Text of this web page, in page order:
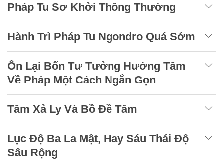
Pháp Tu Sơ Khởi Thông Thường
Hành Trì Pháp Tu Ngondro Quá Sớm
Ôn Lại Bốn Tư Tưởng Hướng Tâm
Về Pháp Một Cách Ngắn Gọn
Tâm Xả Ly Và Bồ Đề Tâm
Lục Độ Ba La Mật, Hay Sáu Thái Độ
Sâu Rộng